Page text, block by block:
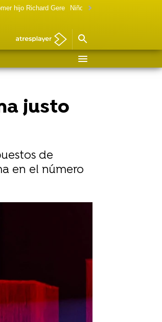
hijo Richard Gere Niño de Terminator ahora
justo
de
en el número